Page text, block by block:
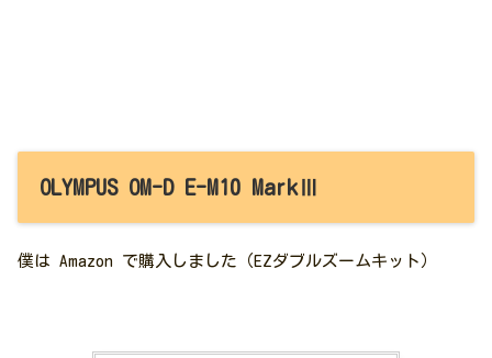
OLYMPUS OM-D E-M10 MarkⅢ
僕は Amazon で購入しました（EZダブルズームキット）